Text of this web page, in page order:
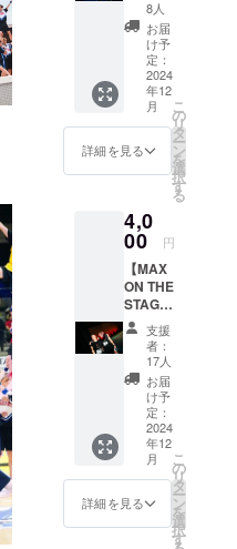
す！ ※
お礼の
動画に
ついて
収録時
間:30
秒〜1分
間 提供
方法:
しま
す。
直筆手
紙、写
真（サ
イン入
り）】
感謝の
気持ち
を込め
て、
MAXON
S指定メ
からの
お礼の
動画、
直筆手
紙、写
真（サ
イン入
り）を
お送り
しま
す！ ※
備考欄
に希望
するメ
ンバー
を3名ま
で選
8人
お届
け予
定：
2024
年12
月
詳細を見る
こ
の
リ
タ
ー
ン
を
選
択
す
る
4,0
00 円
【MAX
ON THE
STAGE
2024 T
シャ
ツ】
「MAX
ON THE
STAGE
2024」
MAXON
Sメン
バーが
着用す
るTシャ
支援
者：
17人
お届
け予
定：
2024
年12
月
詳細を見る
こ
の
リ
タ
ー
ン
を
選
択
す